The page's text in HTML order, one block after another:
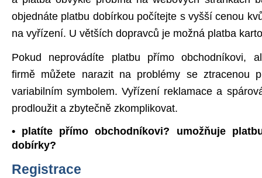
objednáte platbu dobírkou počítejte s vyšší cenou
na vyřízení. U větších dopravců je možná platba
Pokud neprovádíte platbu přímo obchodníkovi,
firmě můžete narazit na problémy se ztracenou
variabilním symbolem. Vyřízení reklamace a
prodloužit a zbytečně zkomplikovat.
• platíte přímo obchodníkovi? umožňuje
dobírky?
Registrace